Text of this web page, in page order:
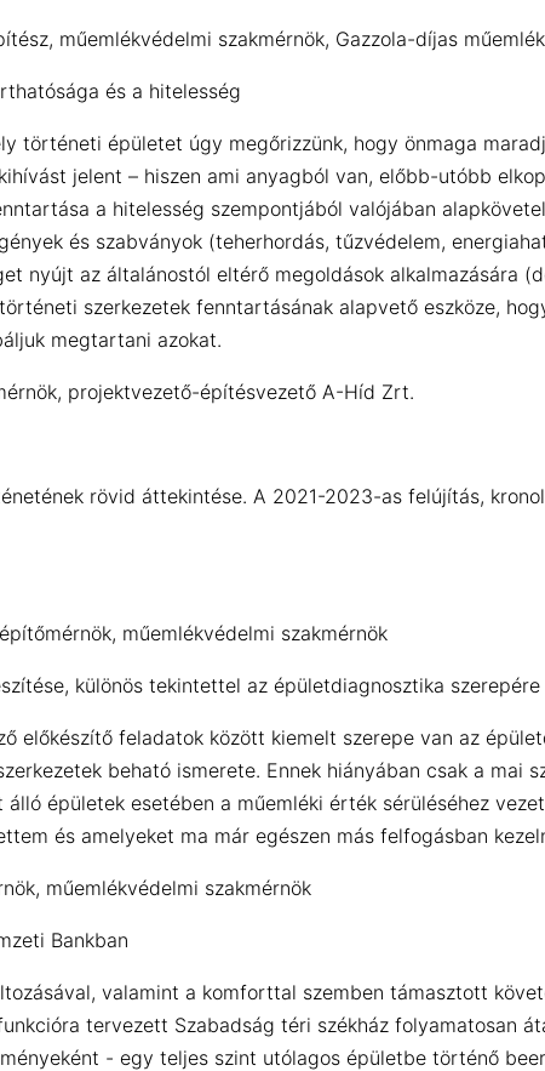
műemlékvédelmi szakmérnök, Gazzola-díjas
és a hitelesség
történeti épületet úgy megőrizzünk, hogy önmaga
jelent – hiszen ami anyagból van, előbb-utóbb
a hitelesség szempontjából valójában
és szabványok (teherhordás, tűzvédelem,
nyújt az általánostól eltérő megoldások alkalmazására
szerkezetek fenntartásának alapvető eszköze,
megtartani azokat.
projektvezető-építésvezető A-Híd Zrt.
rövid áttekintése. A 2021-2023-as felújítás,
műemlékvédelmi szakmérnök
különös tekintettel az épületdiagnosztika szerepére
előkészítő feladatok között kiemelt szerepe van az
beható ismerete. Ennek hiányában csak a mai
épületek esetében a műemléki érték sérüléséhez
és amelyeket ma már egészen más felfogásban
műemlékvédelmi szakmérnök
Bankban
valamint a komforttal szemben támasztott
tervezett Szabadság téri székház folyamatosan
- egy teljes szint utólagos épületbe történő